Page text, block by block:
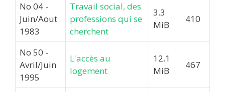
No 04 -
Juin/Aout
1983
Travail social, des
professions qui se
cherchent
3.3
MiB
410
No 50 -
Avril/Juin
1995
L'accès au
logement
12.1
MiB
467